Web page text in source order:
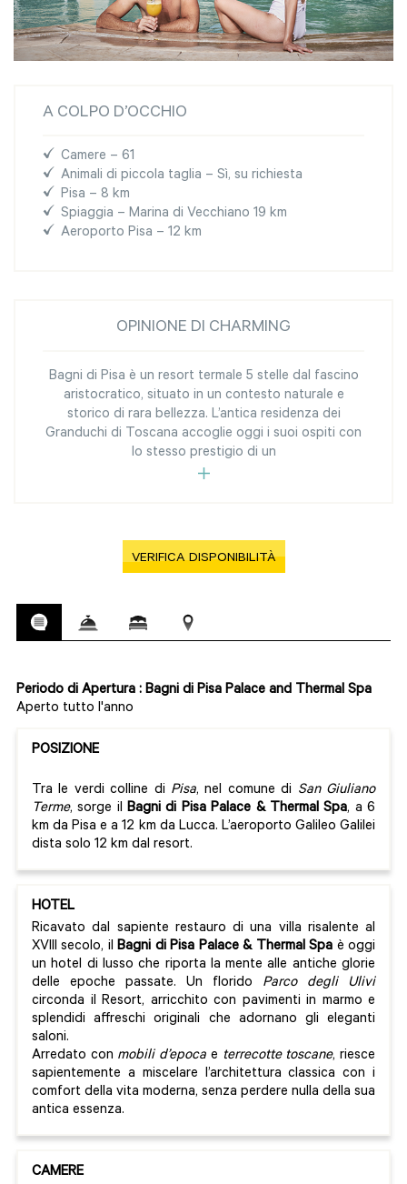
A COLPO D’OCCHIO
Camere – 61
Animali di piccola taglia – Sì, su richiesta
Pisa – 8 km
Spiaggia – Marina di Vecchiano 19 km
Aeroporto Pisa – 12 km
OPINIONE DI CHARMING
Bagni di Pisa è un resort termale 5 stelle dal fascino
aristocratico, situato in un contesto naturale e
storico di rara bellezza. L’antica residenza dei
Granduchi di Toscana accoglie oggi i suoi ospiti con
lo stesso prestigio di un
VERIFICA DISPONIBILITÀ
Periodo di Apertura : Bagni di Pisa Palace and Thermal Spa
Aperto tutto l'anno
POSIZIONE
Tra le verdi colline di Pisa, nel comune di San Giuliano
Terme, sorge il Bagni di Pisa Palace & Thermal Spa, a 6
km da Pisa e a 12 km da Lucca. L’aeroporto Galileo Galilei
dista solo 12 km dal resort.
HOTEL
Ricavato dal sapiente restauro di una villa risalente al
XVIII secolo, ilBagni di Pisa Palace & Thermal Spa è oggi
un hotel di lusso che riporta la mente alle antiche glorie
delle epoche passate. Un florido Parco degli Ulivi
circonda il Resort, arricchito con pavimenti in marmo e
splendidi affreschi originali che adornano gli eleganti
saloni.
Arredato con mobili d’epoca e terrecotte toscane, riesce
sapientemente a miscelare l’architettura classica con i
comfort della vita moderna, senza perdere nulla della sua
antica essenza.
CAMERE